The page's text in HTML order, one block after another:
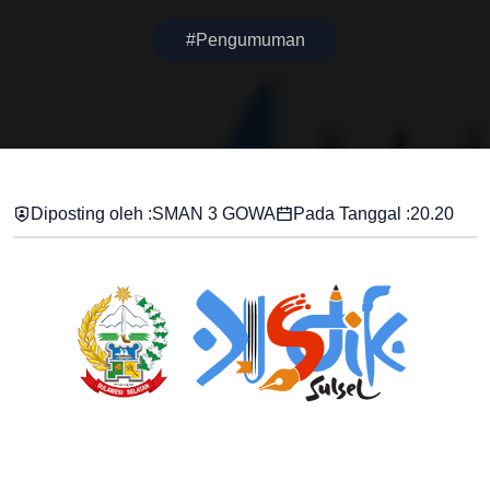
#Pengumuman
Diposting oleh :SMAN 3 GOWA Pada Tanggal :20.20